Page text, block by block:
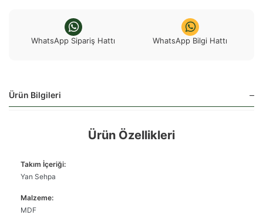
WhatsApp Sipariş Hattı WhatsApp Bilgi Hattı
Ürün Bilgileri
Ürün Özellikleri
Takım İçeriği:
Yan Sehpa
Malzeme:
MDF